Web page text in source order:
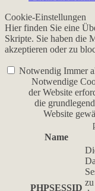
Cookie-Einstellungen
Hier finden Sie eine
Skripte. Sie haben die
akzeptieren oder zu
Notwendig Immer
Notwendige
der Website
die
Website
Name
PHPSESSID